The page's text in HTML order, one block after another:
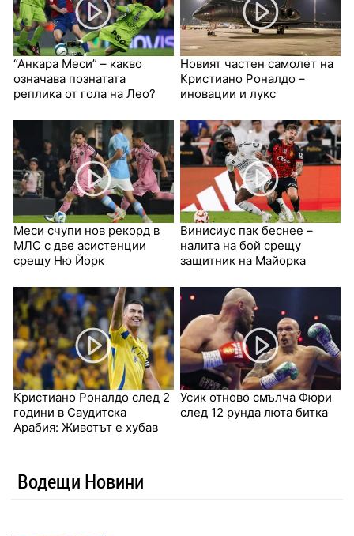
“Анкара Меси” – какво
означава познатата
реплика от гола на Лео?
Новият частен самолет на
Кристиано Роналдо –
иновации и лукс
Меси счупи нов рекорд в
МЛС с две асистенции
срещу Ню Йорк
Винисиус пак беснее –
налита на бой срещу
защитник на Майорка
Кристиано Роналдо след 2
години в Саудитска
Арабия: Животът е хубав
Усик отново смълча Фюри
след 12 рунда люта битка
Водещи Новини